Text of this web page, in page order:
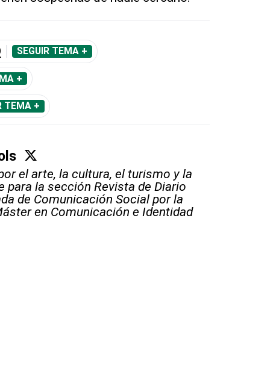
SEGUIR TEMA +
+
TEMA +
el arte, la cultura, el turismo y la
para la sección Revista de Diario
de Comunicación Social por la
en Comunicación e Identidad